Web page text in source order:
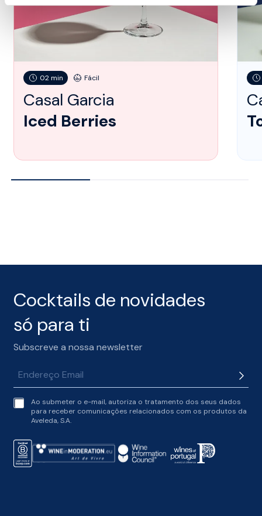
02 min Fácil
Casal Garcia
Iced Berries
Cocktails de novidades
só para ti
Subscreve a nossa newsletter
e
s
o
f
s
Ao submeter o e-mail, autoriza o tratamento dos seus dados
para receber comunicações relacionados com os produtos da
Aveleda, S.A.